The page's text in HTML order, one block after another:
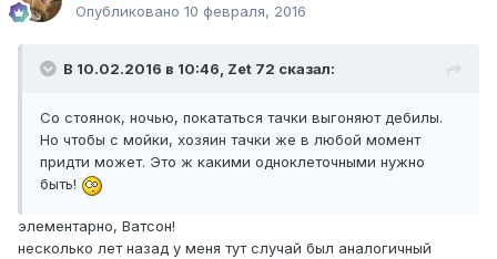
Опубликовано 10 февраля, 2016
В 10.02.2016 в 10:46, Zet 72 сказал:
Со стоянок, ночью, покататься тачки выгоняют дебилы.
Но чтобы с мойки, хозяин тачки же в любой момент
придти может. Это ж какими одноклеточными нужно
быть!
элементарно, Ватсон!
несколько лет назад у меня тут случай был аналогичный